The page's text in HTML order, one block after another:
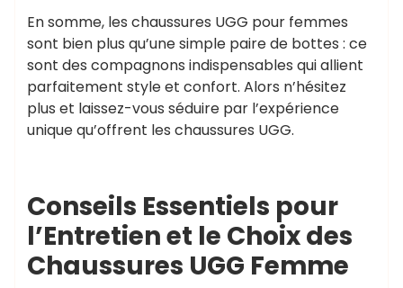
En somme, les chaussures UGG pour femmes
sont bien plus qu’une simple paire de bottes : ce
sont des compagnons indispensables qui allient
parfaitement style et confort. Alors n’hésitez
plus et laissez-vous séduire par l’expérience
unique qu’offrent les chaussures UGG.
Conseils Essentiels pour
l’Entretien et le Choix des
Chaussures UGG Femme